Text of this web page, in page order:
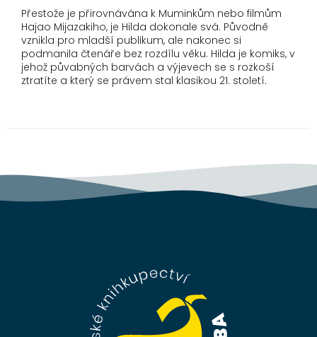
Přestože je přirovnávána k Muminkům nebo filmům
Hajao Mijazakiho, je Hilda dokonale svá. Původně
vznikla pro mladší publikum, ale nakonec si
podmanila čtenáře bez rozdílu věku. Hilda je komiks, v
jehož půvabných barvách a výjevech se s rozkoší
ztratíte a který se právem stal klasikou 21. století.